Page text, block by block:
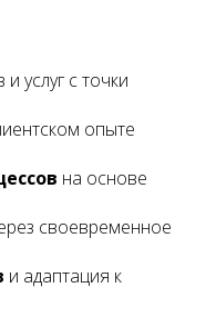
и услуг с точки
опыте
на основе
своевременное
и адаптация к